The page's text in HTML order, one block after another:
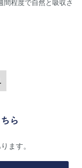
間程度で自然と吸収さ
ら
ます。